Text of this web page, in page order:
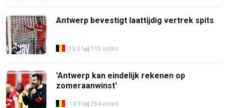
Antwerp bevestigt laattijdig vertrek spits
13:01 115 votes
'Antwerp kan eindelijk rekenen op
zomeraanwinst'
14:31 264 votes